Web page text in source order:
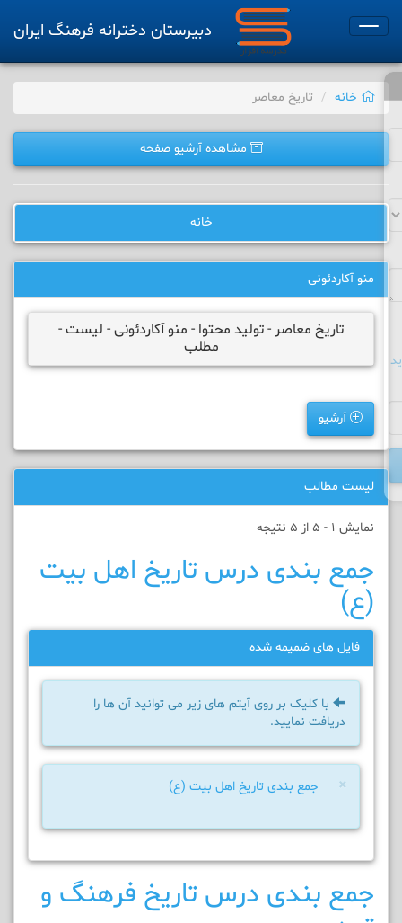
Toggle
دبیرستان دخترانه فرهنگ ایران
خانه تاریخ معاصر
مشاهده آرشیو صفحه
خانه
منو آکاردئونی
تاریخ معاصر - تولید محتوا - منو آکاردئونی - لیست -
مطلب
آرشیو
لیست مطالب
نمایش 1 - 5 از 5 نتیجه
جمع بندی درس تاریخ اهل بیت
(ع)
فایل های ضمیمه شده
با کلیک بر روی آیتم های زیر می توانید آن ها را
دریافت نمایید.
× جمع بندی تاریخ اهل بیت (ع)
جمع بندی درس تاریخ فرهنگ و